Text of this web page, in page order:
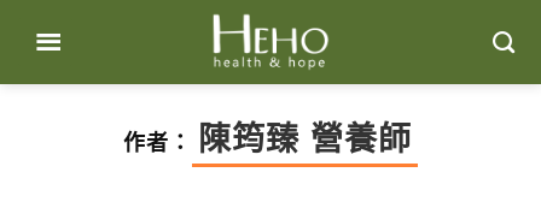
content
作者： 陳筠臻 營養師